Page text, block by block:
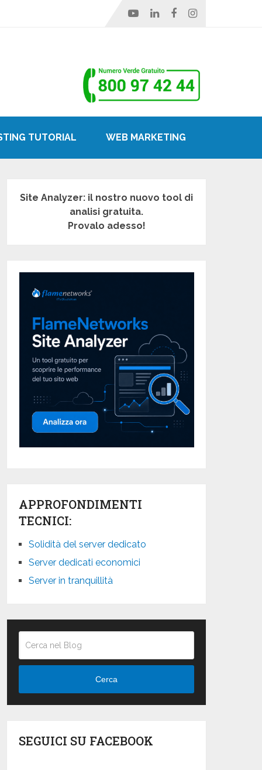
TUTORIAL WEB MARKETING
Site Analyzer: il nostro nuovo tool di
analisi gratuita.
Provalo adesso!
APPROFONDIMENTI
TECNICI:
Solidità del server dedicato
Server dedicati economici
Server in tranquillità
Cerca
SEGUICI SU FACEBOOK